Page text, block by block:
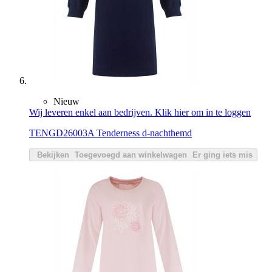
Nieuw
Wij leveren enkel aan bedrijven. Klik hier om in te loggen
TENGD26003A Tenderness d-nachthemd
Bekijken Toegevoegd aan winkelwagen Er ging iets mis